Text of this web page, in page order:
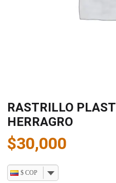
RASTRILLO
HERRAGRO
$30,000
$ COP